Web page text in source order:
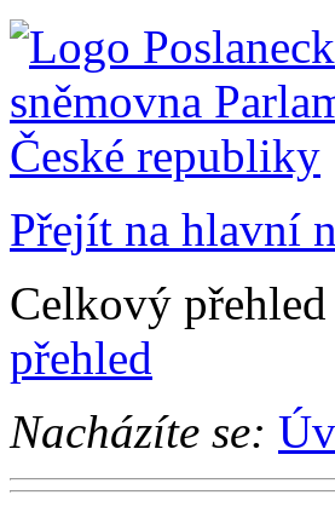
Přejít na hlavní
Celkový
přehled
Nacházíte se: